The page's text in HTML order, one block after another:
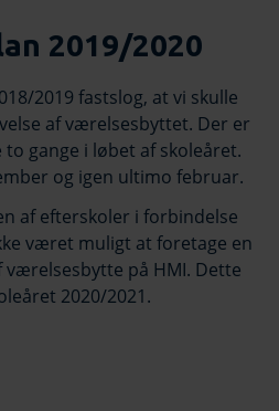
2019/2020
2019 fastslog, at vi skulle
af værelsesbyttet. Der er
gange i løbet af skoleåret.
og igen ultimo februar.
af efterskoler i forbindelse
været muligt at foretage en
værelsesbytte på HMI. Dette
2020/2021.